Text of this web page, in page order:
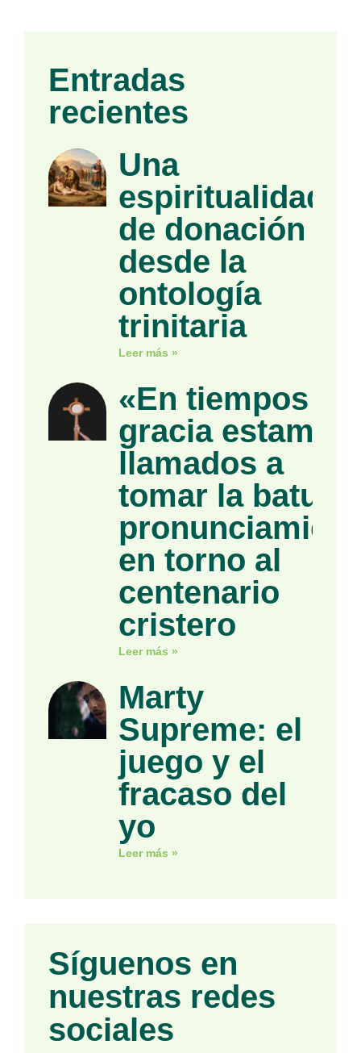
Entradas
recientes
Una
espiritualidad
de donación
desde la
ontología
trinitaria
Leer más »
«En tiempos de
gracia estamos
llamados a
tomar la
en torno al
centenario
cristero
Leer más »
Marty
Supreme: el
juego y el
fracaso del
yo
Leer más »
Síguenos en
nuestras redes
sociales